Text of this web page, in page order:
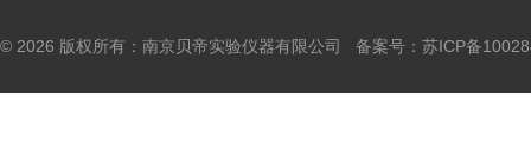
© 2026 版权所有：南京贝帝实验仪器有限公司 备案号： 苏ICP备